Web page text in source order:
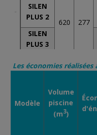
SILEN
PLUS 2
620 277
SILEN
PLUS 3
Les économies réalisées
Modèle
Volume
piscine
(m3)